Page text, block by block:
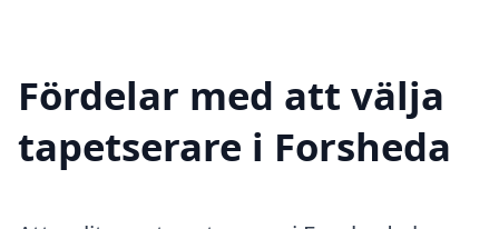
Fördelar med att välja
tapetserare i Forsheda